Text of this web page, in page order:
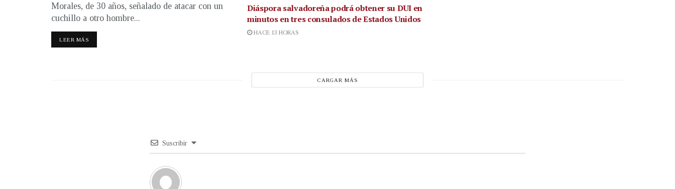
Morales, de 30 años, señalado de atacar con un
cuchillo a otro hombre...
LEER MÁS
Diáspora salvadoreña podrá obtener su DUI en
minutos en tres consulados de Estados Unidos
HACE 13 HORAS
CARGAR MÁS
Suscribir